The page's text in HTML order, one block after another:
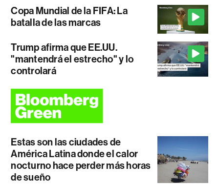
Copa Mundial de la FIFA: La
batalla de las marcas
Trump afirma que EE.UU.
"mantendrá el estrecho" y lo
controlará
Estas son las ciudades de
América Latina donde el calor
nocturno hace perder más horas
de sueño